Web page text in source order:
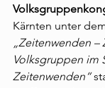
Kärnten unter
„Zeitenwenden
Volksgruppen im
Zeitenwenden“